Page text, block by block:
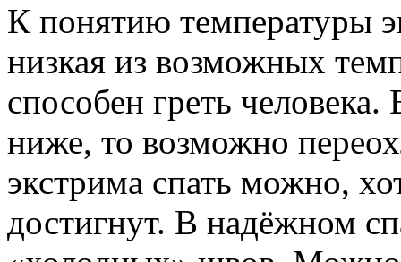
К понятию температуры
низкая из возможных
способен греть человека.
ниже, то возможно
экстрима спать можно,
достигнут. В надёжном